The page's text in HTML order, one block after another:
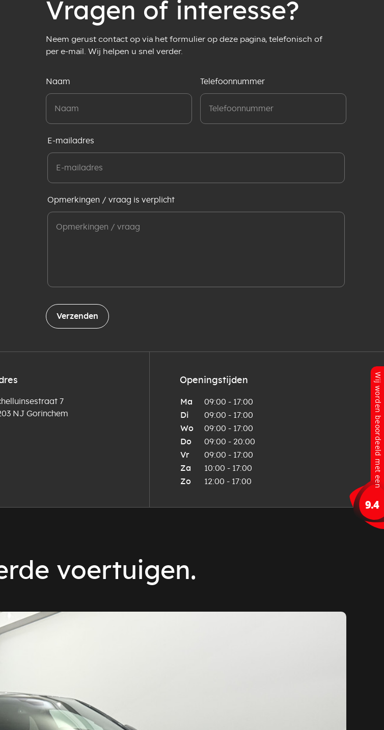
Vragen of interesse?
Neem gerust contact op via het formulier op deze pagina, telefonisch of
per e-mail. Wij helpen u snel verder.
Naam Telefoonnummer
E-mailadres
Opmerkingen / vraag is verplicht
Verzenden
7
NJ Gorinchem
Openingstijden
Ma
09:00 - 17:00
Di
09:00 - 17:00
Wo
09:00 - 17:00
Do
09:00 - 20:00
Vr
09:00 - 17:00
Za
10:00 - 17:00
Zo
12:00 - 17:00
voertuigen.